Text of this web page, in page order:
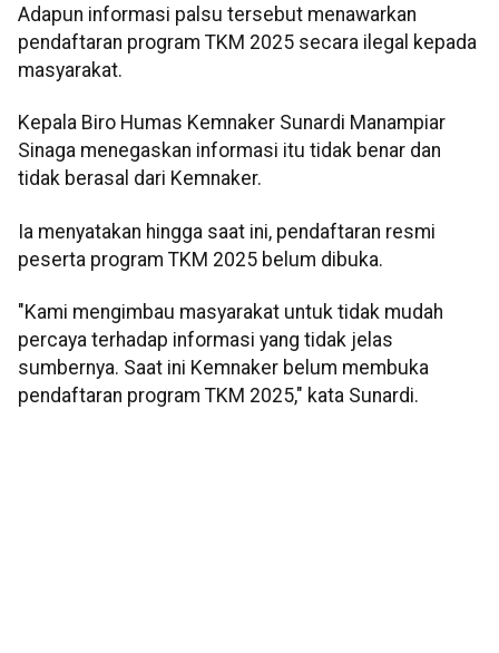
Adapun informasi palsu tersebut menawarkan
pendaftaran program TKM 2025 secara ilegal kepada
masyarakat.
Kepala Biro Humas Kemnaker Sunardi Manampiar
Sinaga menegaskan informasi itu tidak benar dan
tidak berasal dari Kemnaker.
Ia menyatakan hingga saat ini, pendaftaran resmi
peserta program TKM 2025 belum dibuka.
"Kami mengimbau masyarakat untuk tidak mudah
percaya terhadap informasi yang tidak jelas
sumbernya. Saat ini Kemnaker belum membuka
pendaftaran program TKM 2025," kata Sunardi.